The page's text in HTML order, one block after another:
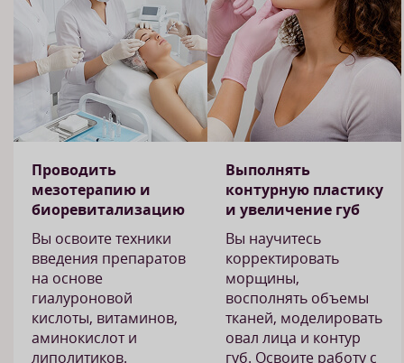
Проводить
мезотерапию и
биоревитализацию
Вы освоите техники
введения препаратов
на основе
гиалуроновой
кислоты, витаминов,
аминокислот и
липолитиков.
Выполнять
контурную пластику
и увеличение губ
Вы научитесь
корректировать
морщины,
восполнять объемы
тканей, моделировать
овал лица и контур
губ. Освоите работу с